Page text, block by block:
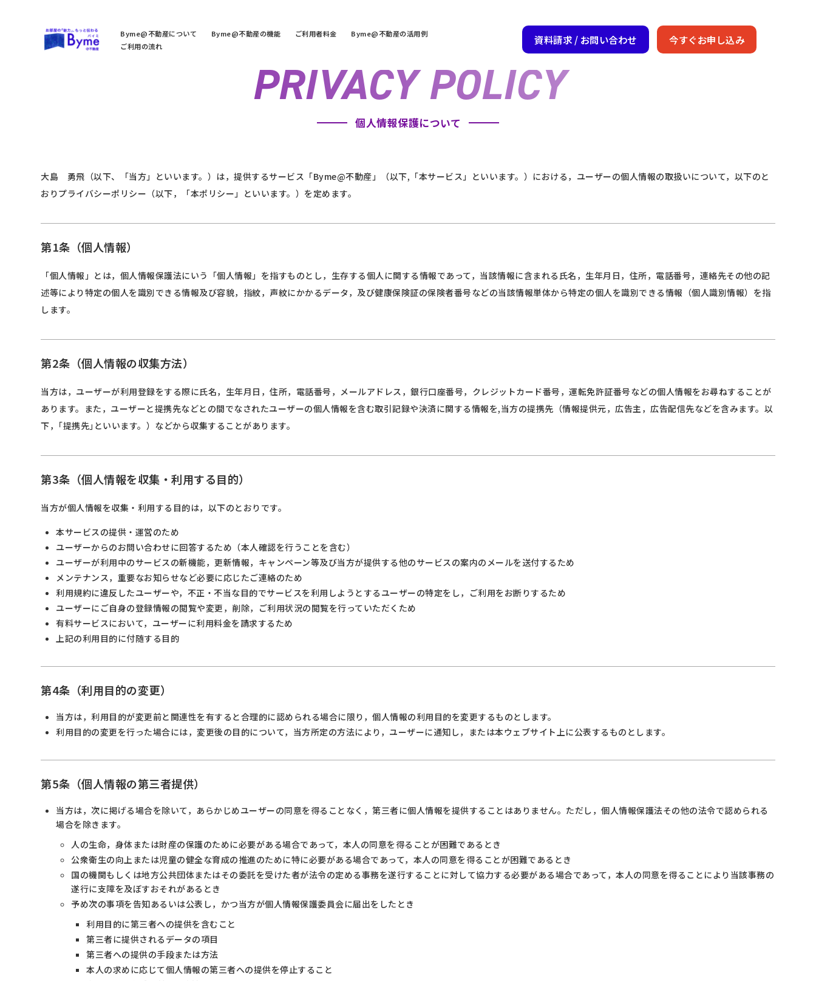
Byme@不動産について Byme@不動産の機能 ご利用者料金
Byme@不動産の活用例
ご利用の流れ
資料請求 / お問い合わせ 今すぐお申し込み
PRIVACYPOLICY
個人情報保護について
大島 勇飛（以下、「当方」といいます。）は，提供するサービス「Byme@不動産」（以下,「本サービス」といいます。）における，ユーザーの個人情報の取扱いについて，以下のと
おりプライバシーポリシー（以下，「本ポリシー」といいます。）を定めます。
第1条（個人情報）
「個人情報」とは，個人情報保護法にいう「個人情報」を指すものとし，生存する個人に関する情報であって，当該情報に含まれる氏名，生年月日，住所，電話番号，連絡先その他の記
述等により特定の個人を識別できる情報及び容貌，指紋，声紋にかかるデータ，及び健康保険証の保険者番号などの当該情報単体から特定の個人を識別できる情報（個人識別情報）を指
します。
第2条（個人情報の収集方法）
当方は，ユーザーが利用登録をする際に氏名，生年月日，住所，電話番号，メールアドレス，銀行口座番号，クレジットカード番号，運転免許証番号などの個人情報をお尋ねすることが
あります。また，ユーザーと提携先などとの間でなされたユーザーの個人情報を含む取引記録や決済に関する情報を,当方の提携先（情報提供元，広告主，広告配信先などを含みます。以
下，｢提携先｣といいます。）などから収集することがあります。
第3条（個人情報を収集・利用する目的）
当方が個人情報を収集・利用する目的は，以下のとおりです。
本サービスの提供・運営のため
ユーザーからのお問い合わせに回答するため（本人確認を行うことを含む）
ユーザーが利用中のサービスの新機能，更新情報，キャンペーン等及び当方が提供する他のサービスの案内のメールを送付するため
メンテナンス，重要なお知らせなど必要に応じたご連絡のため
利用規約に違反したユーザーや，不正・不当な目的でサービスを利用しようとするユーザーの特定をし，ご利用をお断りするため
ユーザーにご自身の登録情報の閲覧や変更，削除，ご利用状況の閲覧を行っていただくため
有料サービスにおいて，ユーザーに利用料金を請求するため
上記の利用目的に付随する目的
第4条（利用目的の変更）
当方は，利用目的が変更前と関連性を有すると合理的に認められる場合に限り，個人情報の利用目的を変更するものとします。
利用目的の変更を行った場合には，変更後の目的について，当方所定の方法により，ユーザーに通知し，または本ウェブサイト上に公表するものとします。
第5条（個人情報の第三者提供）
当方は，次に掲げる場合を除いて，あらかじめユーザーの同意を得ることなく，第三者に個人情報を提供することはありません。ただし，個人情報保護法その他の法令で認められる
場合を除きます。
人の生命，身体または財産の保護のために必要がある場合であって，本人の同意を得ることが困難であるとき
公衆衛生の向上または児童の健全な育成の推進のために特に必要がある場合であって，本人の同意を得ることが困難であるとき
国の機関もしくは地方公共団体またはその委託を受けた者が法令の定める事務を遂行することに対して協力する必要がある場合であって，本人の同意を得ることにより当該事務の
遂行に支障を及ぼすおそれがあるとき
予め次の事項を告知あるいは公表し，かつ当方が個人情報保護委員会に届出をしたとき
利用目的に第三者への提供を含むこと
第三者に提供されるデータの項目
第三者への提供の手段または方法
本人の求めに応じて個人情報の第三者への提供を停止すること